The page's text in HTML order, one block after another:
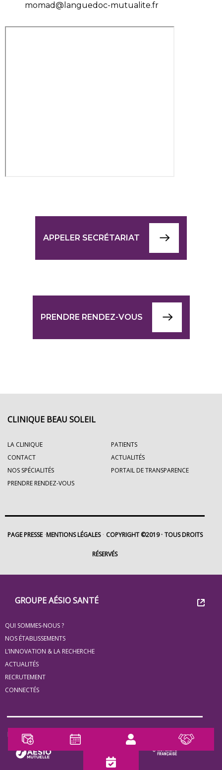
momad@languedoc-mutualite.fr
APPELER SECRÉTARIAT
PRENDRE RENDEZ-VOUS
Groupe
Eovi
pour
les
minis
site
GROUPE AÉSIO SANTÉ
QUI SOMMES-NOUS ?
NOS ÉTABLISSEMENTS
L’INNOVATION & LA RECHERCHE
ACTUALITÉS
RECRUTEMENT
CONNECTÉS
Notre Partenaire
CLINIQUE BEAU SOLEIL
LA CLINIQUE
PATIENTS
CONTACT
ACTUALITÉS
NOS SPÉCIALITÉS
PORTAIL DE TRANSPARENCE
PRENDRE RENDEZ-VOUS
PAGE PRESSE MENTIONS LÉGALES COPYRIGHT ©2019 TOUS DROITS
RÉSERVÉS